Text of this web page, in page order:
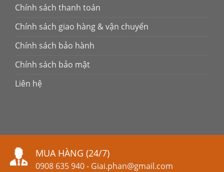
Chính sách thanh toán
Chính sách giao hàng & vận chuyển
Chính sách bảo hành
Chính sách bảo mật
Liên hệ
MUA HÀNG (24/7)
0908 635 940- Giai.phan@gmail.com